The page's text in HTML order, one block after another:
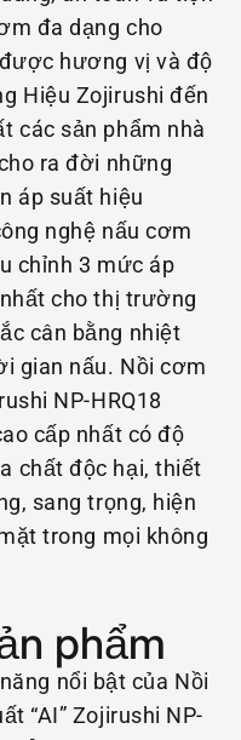
đa dạng cho
hương vị và độ
Hiệu Zojirushi đến
các sản phẩm nhà
ra đời những
áp suất hiệu
nghệ nấu cơm
chỉnh 3 mức áp
cho thị trường
cân bằng nhiệt
gian nấu. Nồi cơm
NP-HRQ18
cấp nhất có độ
chất độc hại, thiết
sang trọng, hiện
trong mọi không
phẩm
nổi bật của Nồi
“AI” Zojirushi NP-